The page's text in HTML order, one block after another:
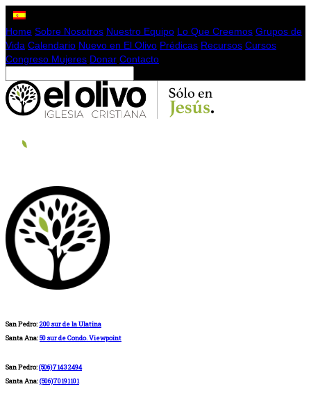
Home Sobre Nosotros Nuestro Equipo Lo Que Creemos Grupos de
Vida Calendario Nuevo en El Olivo Prédicas Recursos Cursos
Congreso Mujeres Donar Contacto
San Pedro: 200 sur de la Ulatina
Santa Ana:50 sur de Condo. Viewpoint
San Pedro:(506)71432494
Santa Ana:(506)70191101